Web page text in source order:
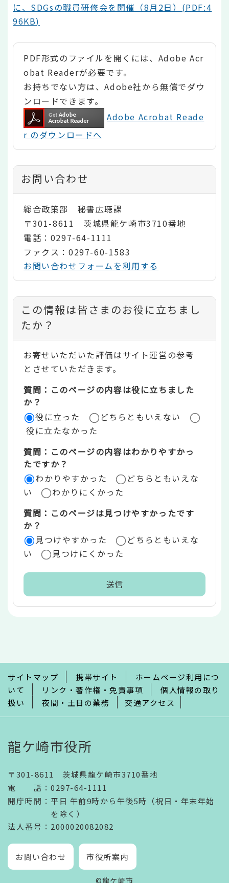
に、SDGsの職員研修会を開催（8月2日）(PDF:4
96KB)
PDF形式のファイルを開くには、Adobe Acr
obat Readerが必要です。
お持ちでない方は、Adobe社から無償でダウ
ンロードできます。
Adobe Acrobat Reade
r のダウンロードへ
お問い合わせ
総合政策部 秘書広聴課
〒301-8611 茨城県龍ケ崎市3710番地
電話：0297-64-1111
ファクス：0297-60-1583
お問い合わせフォームを利用する
コ
ン
テ
ン
ツ
評
価
リ
ア
この情報は皆さまのお役に立ちまし
たか？
お寄せいただいた評価はサイト運営の参考
とさせていただきます。
質問：このページの内容は役に立ちました
か？
役に立った
どちらともいえない
役に立たなかった
質問：このページの内容はわかりやすかっ
たですか？
わかりやすかった
どちらともいえな
い
わかりにくかった
質問：このページは見つけやすかったです
か？
見つけやすかった
どちらともいえな
い
見つけにくかった
で
サイトマップ 携帯サイト
ホームページ利用につ
いて
リンク・著作権・免責事項
個人情報の取り
扱い
夜間・土日の業務 交通アクセス
龍ケ崎市役所
〒301-8611 茨城県龍ケ崎市3710番地
電話 ： 0297-64-1111
開庁時間 ： 平日 午前9時から午後5時（祝日・年末年始
を除く）
法人番号 ：2000020082082
お問い合わせ 市役所案内
©龍ケ崎市